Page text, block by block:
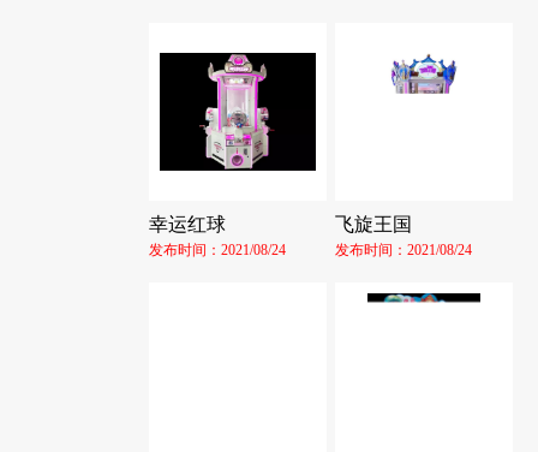
幸运红球
发布时间：2021/08/24
飞旋王国
发布时间：2021/08/24